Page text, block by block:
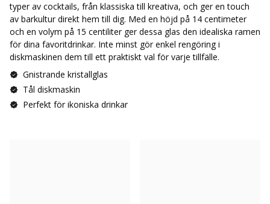
typer av cocktails, från klassiska till kreativa, och ger en touch
av barkultur direkt hem till dig. Med en höjd på 14 centimeter
och en volym på 15 centiliter ger dessa glas den idealiska ramen
för dina favoritdrinkar. Inte minst gör enkel rengöring i
diskmaskinen dem till ett praktiskt val för varje tillfälle.
Gnistrande kristallglas
Tål diskmaskin
Perfekt för ikoniska drinkar